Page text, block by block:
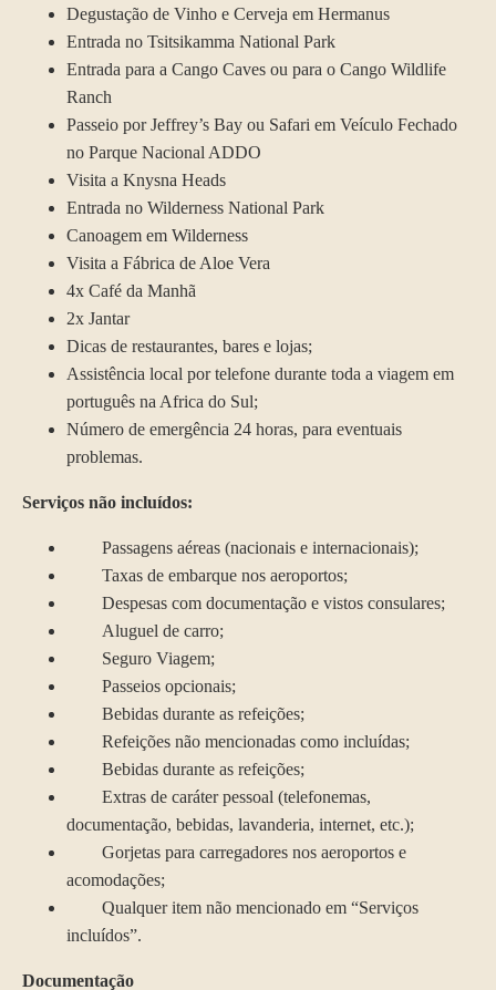
Degustação de Vinho e Cerveja em Hermanus
Entrada no Tsitsikamma National Park
Entrada para a Cango Caves ou para o Cango Wildlife
Ranch
Passeio por Jeffrey’s Bay ou Safari em Veículo Fechado
no Parque Nacional ADDO
Visita a Knysna Heads
Entrada no Wilderness National Park
Canoagem em Wilderness
Visita a Fábrica de Aloe Vera
4x Café da Manhã
2x Jantar
Dicas de restaurantes, bares e lojas;
Assistência local por telefone durante toda a viagem em
português na Africa do Sul;
Número de emergência 24 horas, para eventuais
problemas.
Serviços não incluídos:
Passagens aéreas (nacionais e internacionais);
Taxas de embarque nos aeroportos;
Despesas com documentação e vistos consulares;
Aluguel de carro;
Seguro Viagem;
Passeios opcionais;
Bebidas durante as refeições;
Refeições não mencionadas como incluídas;
Bebidas durante as refeições;
Extras de caráter pessoal (telefonemas,
documentação, bebidas, lavanderia, internet, etc.);
Gorjetas para carregadores nos aeroportos e
acomodações;
Qualquer item não mencionado em “Serviços
incluídos”.
Documentação